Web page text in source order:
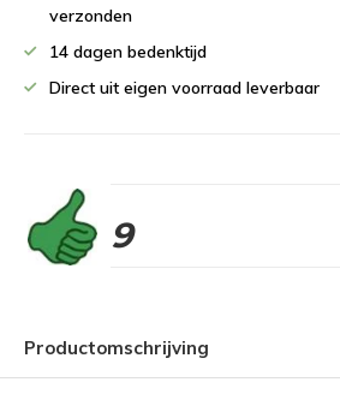
verzonden
14 dagen bedenktijd
Direct uit eigen voorraad leverbaar
9
Productomschrijving